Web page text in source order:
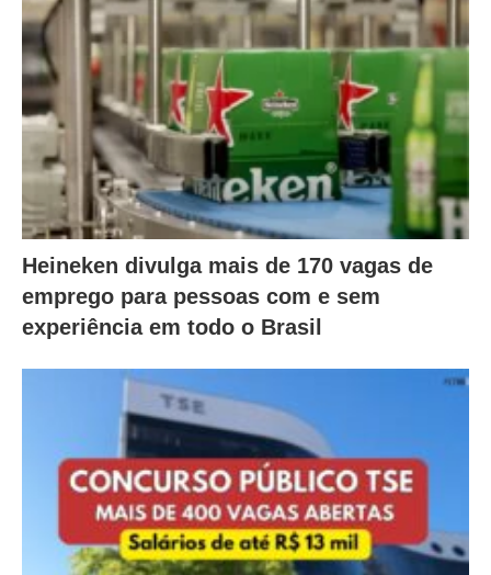
Heineken divulga mais de 170 vagas de
emprego para pessoas com e sem
experiência em todo o Brasil